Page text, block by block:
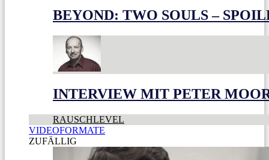
BEYOND: TWO SOULS –
INTERVIEW MIT PETER
RAUSCHLEVEL
VIDEOFORMATE
ZUFÄLLIG